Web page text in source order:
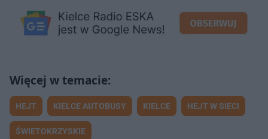
HEJT KIELCE AUTOBUSY KIELCE HEJT W SIECI
ŚWIETOKRZYSKIE